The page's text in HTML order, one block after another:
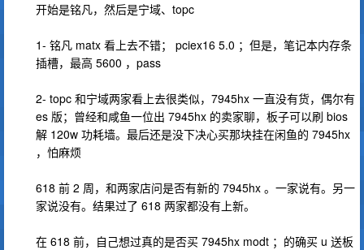
开始是铭凡，然后是宁域、topc
1- 铭凡 matx 看上去不错； pciex16 5.0 ；但是，笔记本内存条
插槽，最高 5600 ，pass
2- topc 和宁域两家看上去很类似，7945hx 一直没有货，偶尔有
es 版；曾经和咸鱼一位出 7945hx 的卖家聊，板子可以刷 bios
解 120w 功耗墙。最后还是没下决心买那块挂在闲鱼的 7945hx
，怕麻烦
618 前 2 周，和两家店问是否有新的 7945hx 。一家说有。另一
家说没有。结果过了 618 两家都没有上新。
在 618 前，自己想过真的是否买 7945hx modt ；的确买 u 送板